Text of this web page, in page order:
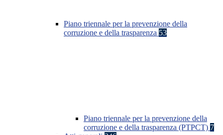
Piano triennale per la prevenzione della
corruzione e della trasparenza 53
Piano triennale per la prevenzione della
corruzione e della trasparenza (PTPCT) 7